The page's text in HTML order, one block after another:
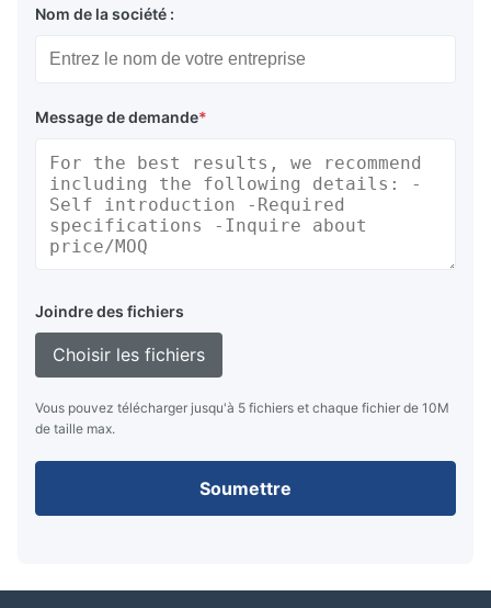
Nom de la société :
Message de demande*
Joindre des fichiers
Choisir les fichiers
Vous pouvez télécharger jusqu'à 5 fichiers et chaque fichier de 10M
de taille max.
Soumettre